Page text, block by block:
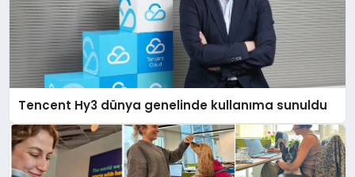
Tencent Hy3 dünya genelinde kullanıma sunuldu